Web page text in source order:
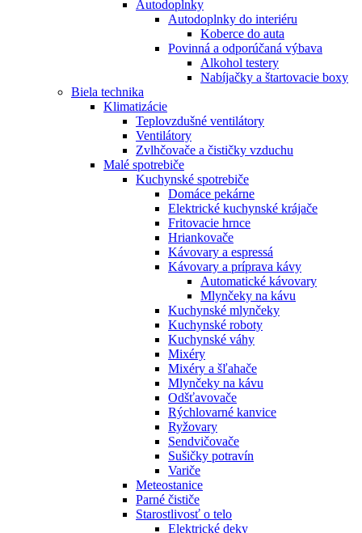
Autodoplnky
Autodoplnky do interiéru
Koberce do auta
Povinná a odporúčaná výbava
Alkohol testery
Nabíjačky a štartovacie boxy
Biela technika
Klimatizácie
Teplovzdušné ventilátory
Ventilátory
Zvlhčovače a čističky vzduchu
Malé spotrebiče
Kuchynské spotrebiče
Domáce pekárne
Elektrické kuchynské krájače
Fritovacie hrnce
Hriankovače
Kávovary a espressá
Kávovary a príprava kávy
Automatické kávovary
Mlynčeky na kávu
Kuchynské mlynčeky
Kuchynské roboty
Kuchynské váhy
Mixéry
Mixéry a šľahače
Mlynčeky na kávu
Odšťavovače
Rýchlovarné kanvice
Ryžovary
Sendvičovače
Sušičky potravín
Variče
Meteostanice
Parné čističe
Starostlivosť o telo
Elektrické deky